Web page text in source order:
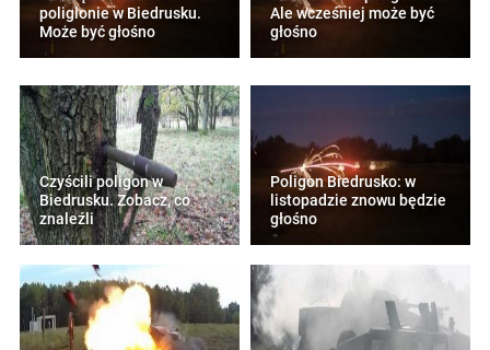
poligionie w Biedrusku.
Może być głośno
Ale wcześniej może być
głośno
Czyścili poligon w
Biedrusku. Zobacz, co
znaleźli
Poligon Biedrusko: w
listopadzie znowu będzie
głośno